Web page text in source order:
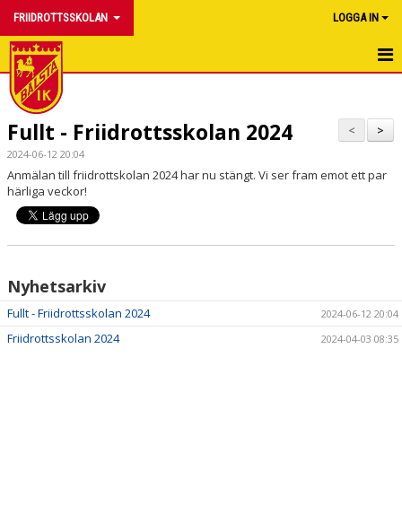
FRIIDROTTSSKOLAN LOGGA IN
HEM
NYHETER
FRIIDROTTSSKOLAN 2026
>
<
Fullt - Friidrottsskolan 2024
2024-06-12 20:04
Anmälan till friidrottskolan 2024 har nu stängt. Vi ser fram emot ett par
härliga veckor!
Nyhetsarkiv
Fullt - Friidrottsskolan 2024 2024-06-12 20:04
Friidrottsskolan 2024 2024-04-03 08:35